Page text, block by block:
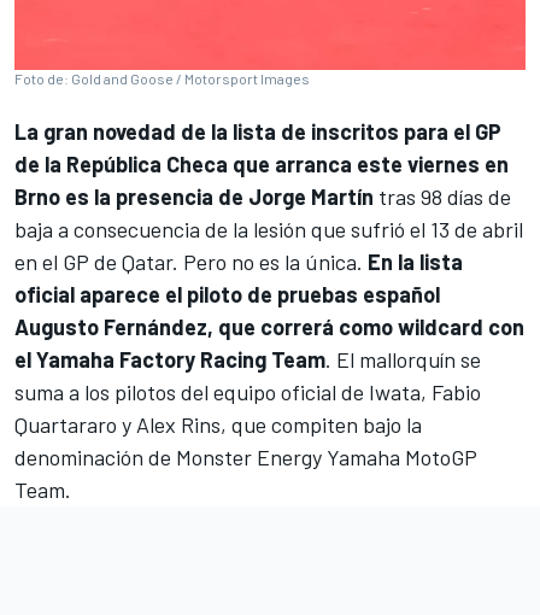
Foto de: Gold and Goose / Motorsport Images
La gran novedad de la lista de inscritos para el GP
de la República Checa que arranca este viernes en
Brno es la presencia de Jorge Martín tras 98 días de
baja a consecuencia de la lesión que sufrió el 13 de abril
en el GP de Qatar. Pero no es la única. En la lista
oficial aparece el piloto de pruebas español
Augusto Fernández, que correrá como wildcard con
elYamaha Factory Racing Team. El mallorquín se
suma a los pilotos del equipo oficial de Iwata, Fabio
Quartararo y Alex Rins, que compiten bajo la
denominación de Monster Energy Yamaha MotoGP
Team.